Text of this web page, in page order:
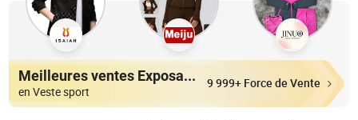
Meilleures ventes Exposants
en Veste sport
9 999+ Force de Vente